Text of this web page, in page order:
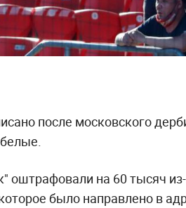
после московского
оштрафовали на 60 тысяч
было направлено в